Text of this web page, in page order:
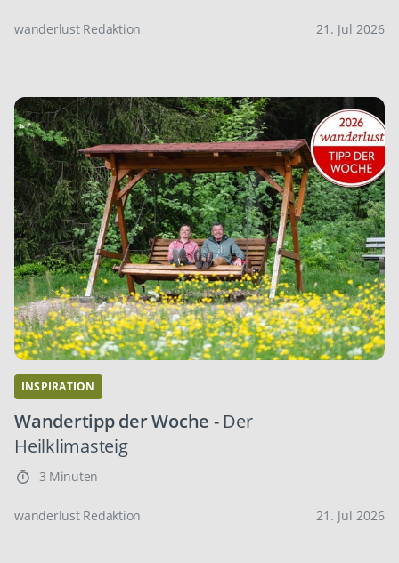
wanderlust Redaktion 21. Jul 2026
INSPIRATION
Wandertipp der Woche - Der
Heilklimasteig
3 Minuten
wanderlust Redaktion 21. Jul 2026